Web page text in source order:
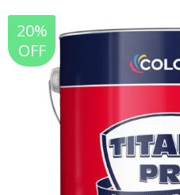
20%
OFF